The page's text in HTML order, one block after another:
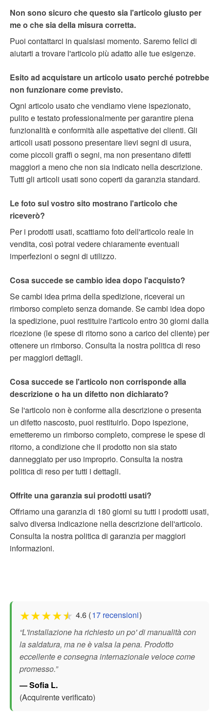
Non sono sicuro che questo sia l'articolo giusto per
me o che sia della misura corretta.
Puoi contattarci in qualsiasi momento. Saremo felici di
aiutarti a trovare l'articolo più adatto alle tue esigenze.
Esito ad acquistare un articolo usato perché potrebbe
non funzionare come previsto.
Ogni articolo usato che vendiamo viene ispezionato,
pulito e testato professionalmente per garantire piena
funzionalità e conformità alle aspettative dei clienti. Gli
articoli usati possono presentare lievi segni di usura,
come piccoli graffi o segni, ma non presentano difetti
maggiori a meno che non sia indicato nella descrizione.
Tutti gli articoli usati sono coperti da garanzia standard.
Le foto sul vostro sito mostrano l'articolo che
riceverò?
Per i prodotti usati, scattiamo foto dell'articolo reale in
vendita, così potrai vedere chiaramente eventuali
imperfezioni o segni di utilizzo.
Cosa succede se cambio idea dopo l'acquisto?
Se cambi idea prima della spedizione, riceverai un
rimborso completo senza domande. Se cambi idea dopo
la spedizione, puoi restituire l'articolo entro 30 giorni dalla
ricezione (le spese di ritorno sono a carico del cliente) per
ottenere un rimborso. Consulta la nostra politica di reso
per maggiori dettagli.
Cosa succede se l'articolo non corrisponde alla
descrizione o ha un difetto non dichiarato?
Se l'articolo non è conforme alla descrizione o presenta
un difetto nascosto, puoi restituirlo. Dopo ispezione,
emetteremo un rimborso completo, comprese le spese di
ritorno, a condizione che il prodotto non sia stato
danneggiato per uso improprio. Consulta la nostra
politica di reso per tutti i dettagli.
Offrite una garanzia sui prodotti usati?
Offriamo una garanzia di 180 giorni su tutti i prodotti usati,
salvo diversa indicazione nella descrizione dell'articolo.
Consulta la nostra politica di garanzia per maggiori
informazioni.
★★★★★ 4.6 (17 recensioni)
“L'installazione ha richiesto un po' di manualità con
la saldatura, ma ne è valsa la pena. Prodotto
eccellente e consegna internazionale veloce come
promesso.”
— Sofia L.
(Acquirente verificato)